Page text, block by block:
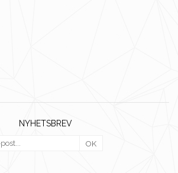
NYHETSBREV
OK